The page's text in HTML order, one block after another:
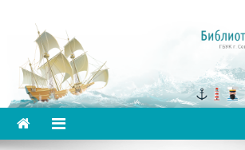
Библиотека-
детей